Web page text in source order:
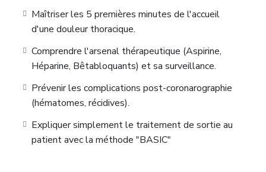
Maîtriser les 5 premières minutes de l'accueil
d'une douleur thoracique.
Comprendre l'arsenal thérapeutique (Aspirine,
Héparine, Bêtabloquants) et sa surveillance.
Prévenir les complications post-coronarographie
(hématomes, récidives).
Expliquer simplement le traitement de sortie au
patient avec la méthode "BASIC"